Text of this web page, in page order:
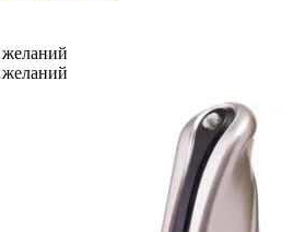
желаний
желаний